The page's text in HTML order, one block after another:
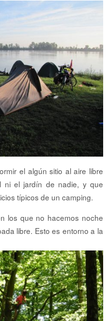
el algún sitio al aire libre
ni el jardín de nadie, y que
típicos de un camping.
los que no hacemos noche
libre. Esto es entorno a la